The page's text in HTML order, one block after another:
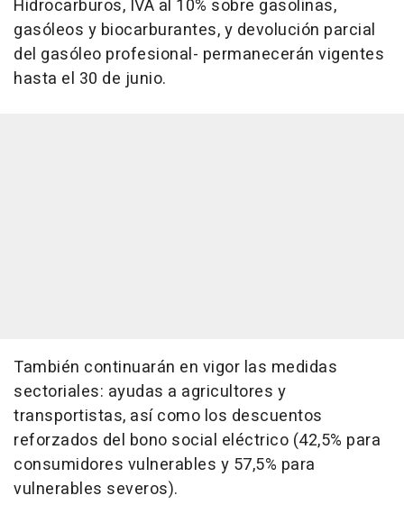
Hidrocarburos, IVA al 10% sobre gasolinas,
gasóleos y biocarburantes, y devolución parcial
del gasóleo profesional- permanecerán vigentes
hasta el 30 de junio.
También continuarán en vigor las medidas
sectoriales: ayudas a agricultores y
transportistas, así como los descuentos
reforzados del bono social eléctrico (42,5% para
consumidores vulnerables y 57,5% para
vulnerables severos).